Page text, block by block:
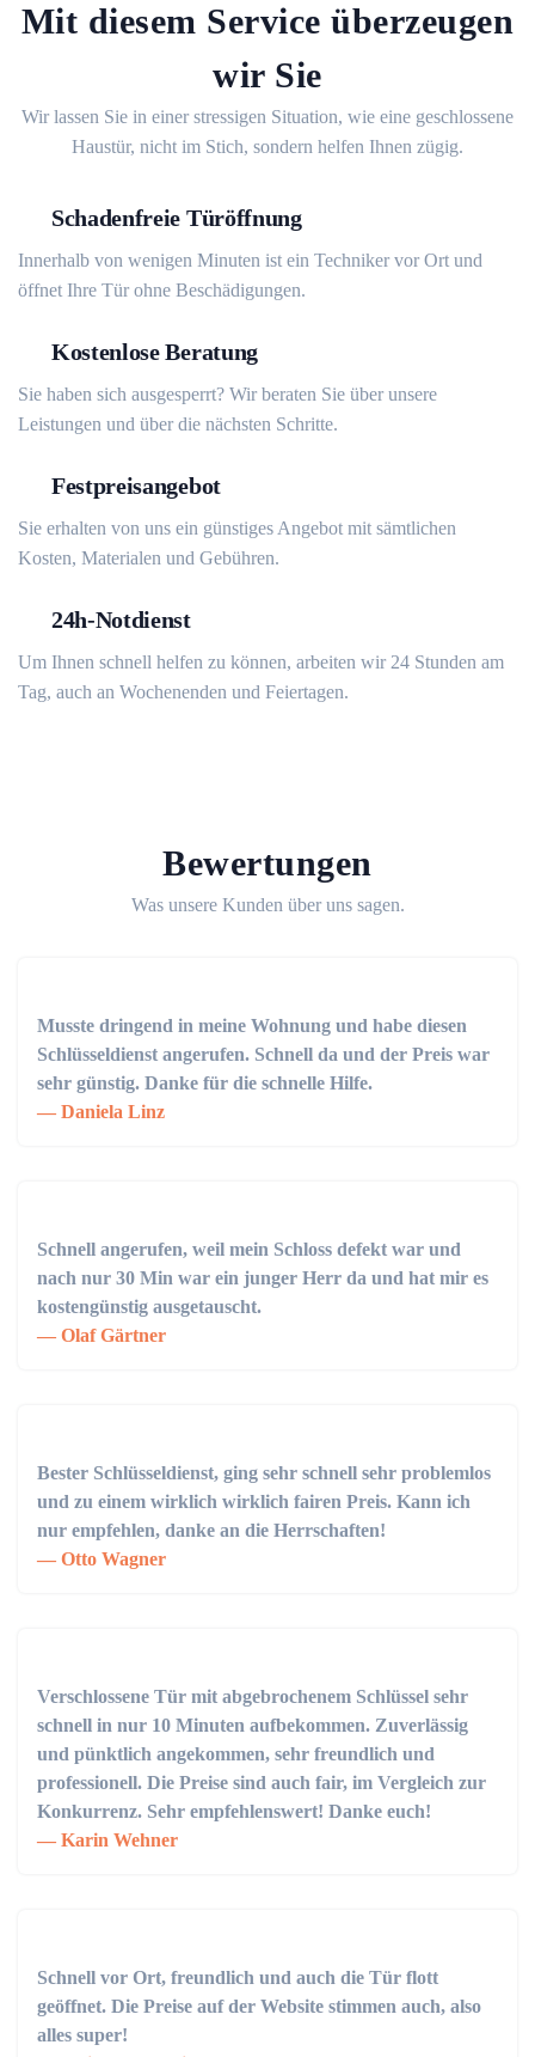
Mit diesem Service überzeugen
wir Sie
Wir lassen Sie in einer stressigen Situation, wie eine geschlossene
Haustür, nicht im Stich, sondern helfen Ihnen zügig.
Schadenfreie Türöffnung
Innerhalb von wenigen Minuten ist ein Techniker vor Ort und
öffnet Ihre Tür ohne Beschädigungen.
Kostenlose Beratung
Sie haben sich ausgesperrt? Wir beraten Sie über unsere
Leistungen und über die nächsten Schritte.
Festpreisangebot
Sie erhalten von uns ein günstiges Angebot mit sämtlichen
Kosten, Materialen und Gebühren.
24h-Notdienst
Um Ihnen schnell helfen zu können, arbeiten wir 24 Stunden am
Tag, auch an Wochenenden und Feiertagen.
Bewertungen
Was unsere Kunden über uns sagen.
Musste dringend in meine Wohnung und habe diesen
Schlüsseldienst angerufen. Schnell da und der Preis war
sehr günstig. Danke für die schnelle Hilfe.
Daniela Linz
Schnell angerufen, weil mein Schloss defekt war und
nach nur 30 Min war ein junger Herr da und hat mir es
kostengünstig ausgetauscht.
Olaf Gärtner
Bester Schlüsseldienst, ging sehr schnell sehr problemlos
und zu einem wirklich wirklich fairen Preis. Kann ich
nur empfehlen, danke an die Herrschaften!
Otto Wagner
Verschlossene Tür mit abgebrochenem Schlüssel sehr
schnell in nur 10 Minuten aufbekommen. Zuverlässig
und pünktlich angekommen, sehr freundlich und
professionell. Die Preise sind auch fair, im Vergleich zur
Konkurrenz. Sehr empfehlenswert! Danke euch!
Karin Wehner
Schnell vor Ort, freundlich und auch die Tür flott
geöffnet. Die Preise auf der Website stimmen auch, also
alles super!